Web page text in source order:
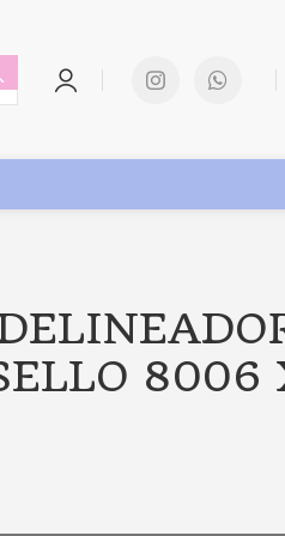
8006